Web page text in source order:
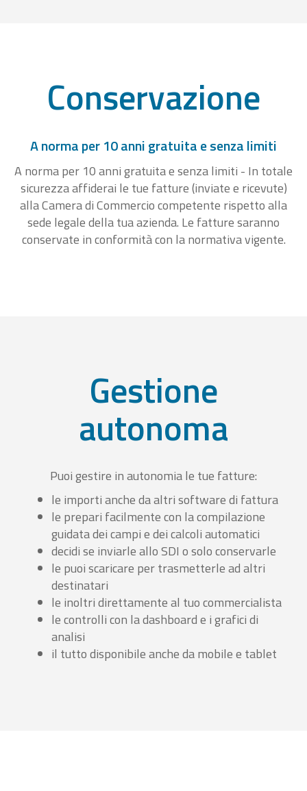
Conservazione
A norma per 10 anni gratuita e senza limiti
A norma per 10 anni gratuita e senza limiti - In totale
sicurezza affiderai le tue fatture (inviate e ricevute)
alla Camera di Commercio competente rispetto alla
sede legale della tua azienda. Le fatture saranno
conservate in conformità con la normativa vigente.
Gestione
autonoma
Puoi gestire in autonomia le tue fatture:
le importi anche da altri software di fattura
le prepari facilmente con la compilazione
guidata dei campi e dei calcoli automatici
decidi se inviarle allo SDI o solo conservarle
le puoi scaricare per trasmetterle ad altri
destinatari
le inoltri direttamente al tuo commercialista
le controlli con la dashboard e i grafici di
analisi
il tutto disponibile anche da mobile e tablet